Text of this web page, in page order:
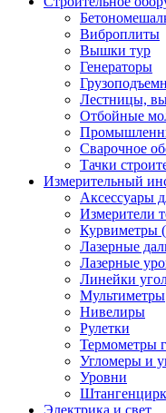
Виброплиты
Вышки тур
Генераторы
Лестницы,
Отбойные
Сварочное
Тачки
Измерительный
Аксессуары
Измерители
Курвиметры
Лазерные
Лазерные
Линейки
Мультиметры
Нивелиры
Рулетки
Термометры
Угломеры и
Уровни
Электрика и свет